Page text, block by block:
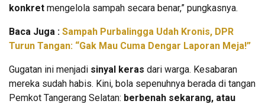
konkret mengelola sampah secara benar,” pungkasnya.
Baca Juga : Sampah Purbalingga Udah Kronis, DPR
Turun Tangan: “Gak Mau Cuma Dengar Laporan Meja!”
Gugatan ini menjadi sinyal keras dari warga. Kesabaran
mereka sudah habis. Kini, bola sepenuhnya berada di tangan
Pemkot Tangerang Selatan: berbenah sekarang, atau